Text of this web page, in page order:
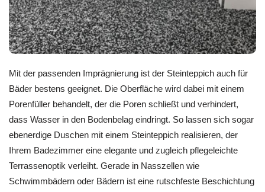
Mit der passenden Imprägnierung ist der Steinteppich auch für
Bäder bestens geeignet. Die Oberfläche wird dabei mit einem
Porenfüller behandelt, der die Poren schließt und verhindert,
dass Wasser in den Bodenbelag eindringt. So lassen sich sogar
ebenerdige Duschen mit einem Steinteppich realisieren, der
Ihrem Badezimmer eine elegante und zugleich pflegeleichte
Terrassenoptik verleiht. Gerade in Nasszellen wie
Schwimmbädern oder Bädern ist eine rutschfeste Beschichtung